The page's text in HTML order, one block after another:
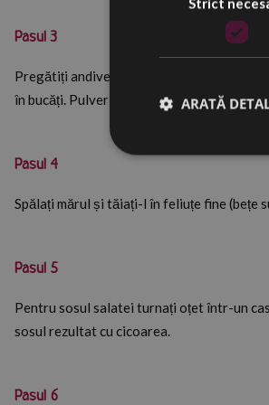
Pasul 3
Pregătiți andivele prin îndepărtarea
în bucăți. Pulverizați ușor suc de lămâie
Pasul 4
Spălați mărul și tăiați-l în feliuțe fine (bețe
Pasul 5
Pentru sosul salatei turnați oțet într-un
sosul rezultat cu cicoarea.
Pasul 6
ARATĂ